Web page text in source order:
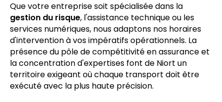
Que votre entreprise soit spécialisée dans la
gestion du risque, l'assistance technique ou les
services numériques, nous adaptons nos horaires
d'intervention à vos impératifs opérationnels. La
présence du pôle de compétitivité en assurance et
la concentration d'expertises font de Niort un
territoire exigeant où chaque transport doit être
exécuté avec la plus haute précision.